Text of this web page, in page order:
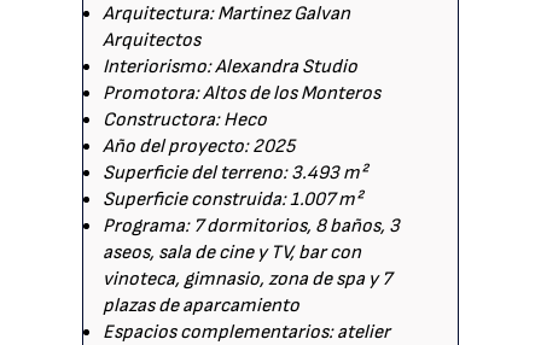
Arquitectura: Martinez Galvan
Arquitectos
Interiorismo: Alexandra Studio
Promotora: Altos de los Monteros
Constructora: Heco
Año del proyecto: 2025
Superficie del terreno: 3.493 m²
Superficie construida: 1.007 m²
Programa: 7 dormitorios, 8 baños, 3
aseos, sala de cine y TV, bar con
vinoteca, gimnasio, zona de spa y 7
plazas de aparcamiento
Espacios complementarios: atelier